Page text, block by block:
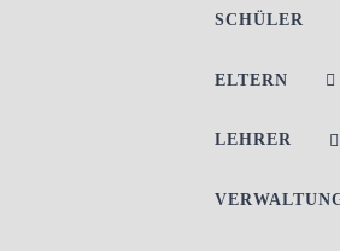
SCHÜLER
ELTERN
LEHRER